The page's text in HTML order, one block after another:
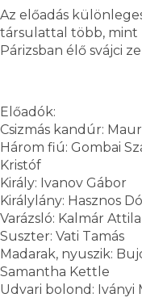
Az előadás
társulattal több,
Párizsban élő svájci
Előadók:
Csizmás kandúr:
Három fiú: Gombai
Kristóf
Király: Ivanov Gábor
Királylány: Hasznos
Varázsló: Kalmár Attila
Suszter: Vati Tamás
Madarak, nyuszik:
Samantha Kettle
Udvari bolond: Iványi